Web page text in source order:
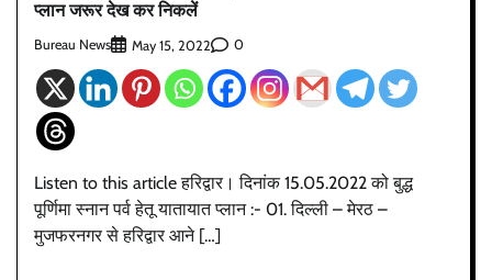
प्लान जरूर देख कर निकलें
Bureau News May 15, 2022 0
Listen to this article हरिद्वार। दिनांक 15.05.2022 को बुद्ध
पूर्णिमा स्नान पर्व हेतू यातायात प्लान :- 01. दिल्ली – मेरठ –
मुजफरनगर से हरिद्वार आने […]